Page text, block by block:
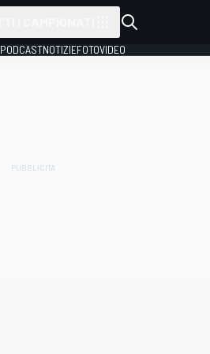
PODCASTNOTIZIEFOTOVIDEO